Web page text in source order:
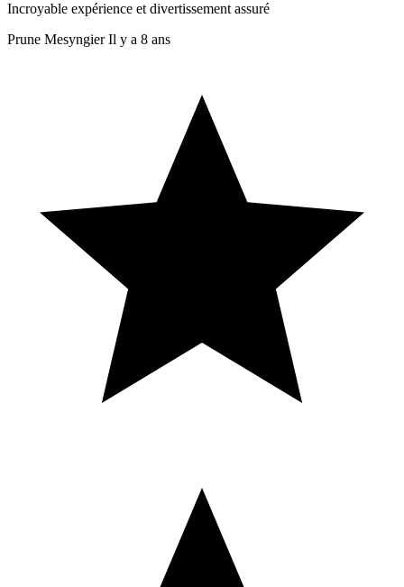
Incroyable expérience et divertissement assuré
Prune MesyngierIl y a 8 ans